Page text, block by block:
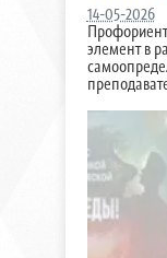
14-05-2026
элемент в